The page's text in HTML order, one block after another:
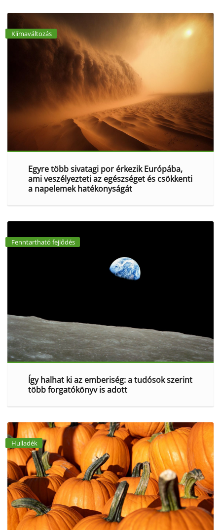
Klímaváltozás
Egyre több sivatagi por érkezik Európába,
ami veszélyezteti az egészséget és csökkenti
a napelemek hatékonyságát
Fenntartható fejlődés
Így halhat ki az emberiség: a tudósok szerint
több forgatókönyv is adott
Hulladék